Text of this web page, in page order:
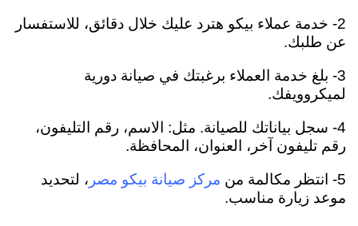
2- خدمة عملاء بيكو هترد عليك خلال دقائق، للاستفسار
عن طلبك.
3- بلغ خدمة العملاء برغبتك في صيانة دورية
لميكروويفك.
4- سجل بياناتك للصيانة. مثل: الاسم، رقم التليفون،
رقم تليفون آخر، العنوان، المحافظة.
5- انتظر مكالمة من
مركز صيانة بيكو مصر ، لتحديد
موعد زيارة مناسب.